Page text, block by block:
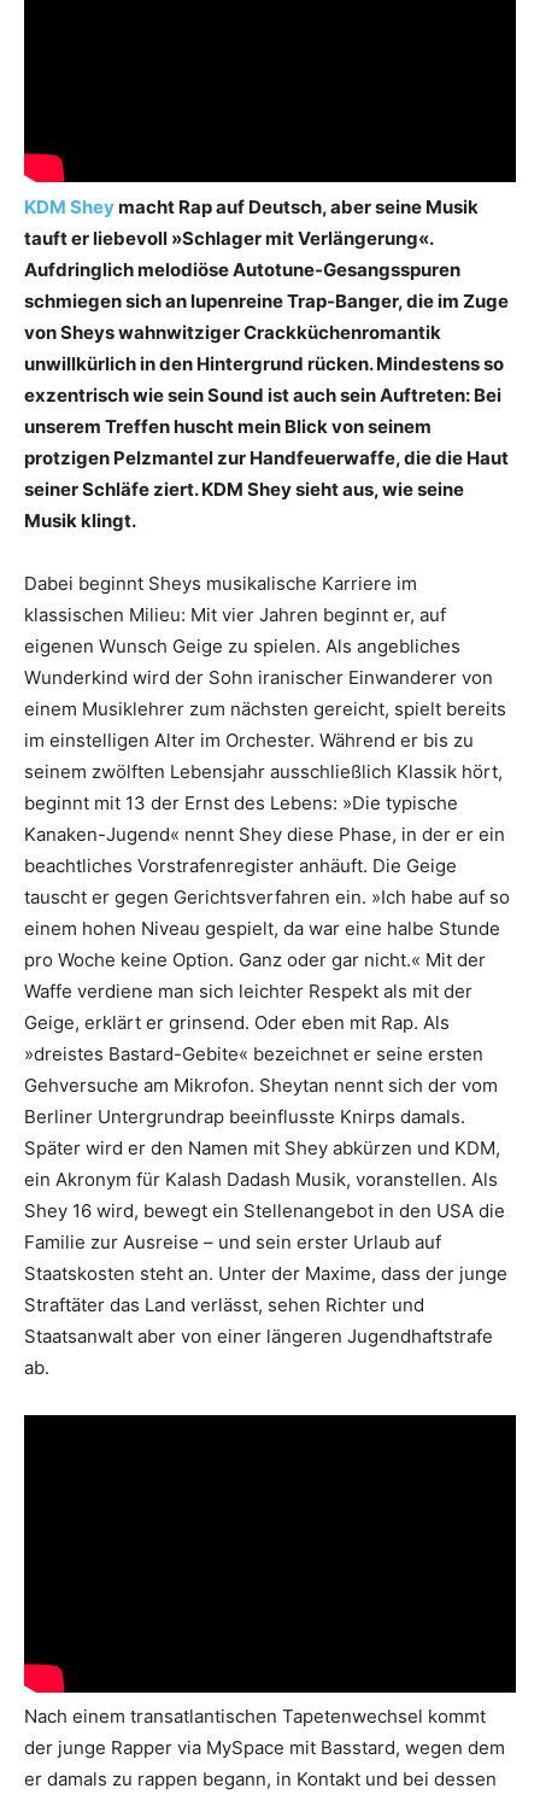
KDM Sheymacht Rap auf Deutsch, aber seine Musik
tauft er liebevoll »Schlager mit Verlängerung«.
Aufdringlich melodiöse Autotune-Gesangsspuren
schmiegen sich an lupenreine Trap-Banger, die im Zuge
von Sheys wahnwitziger Crackküchenromantik
unwillkürlich in den Hintergrund rücken. Mindestens so
exzentrisch wie sein Sound ist auch sein Auftreten: Bei
unserem Treffen huscht mein Blick von seinem
protzigen Pelzmantel zur Handfeuerwaffe, die die Haut
seiner Schläfe ziert. KDM Shey sieht aus, wie seine
Musik klingt.
Dabei beginnt Sheys musikalische Karriere im
klassischen Milieu: Mit vier Jahren beginnt er, auf
eigenen Wunsch Geige zu spielen. Als angebliches
Wunderkind wird der Sohn iranischer Einwanderer von
einem Musiklehrer zum nächsten gereicht, spielt bereits
im einstelligen Alter im Orchester. Während er bis zu
seinem zwölften Lebensjahr ausschließlich Klassik hört,
beginnt mit 13 der Ernst des Lebens: »Die typische
Kanaken-Jugend« nennt Shey diese Phase, in der er ein
beachtliches Vorstrafenregister anhäuft. Die Geige
tauscht er gegen Gerichtsverfahren ein. »Ich habe auf so
einem hohen Niveau gespielt, da war eine halbe Stunde
pro Woche keine Option. Ganz oder gar nicht.« Mit der
Waffe verdiene man sich leichter Respekt als mit der
Geige, erklärt er grinsend. Oder eben mit Rap. Als
»dreistes Bastard-Gebite« bezeichnet er seine ersten
Gehversuche am Mikrofon. Sheytan nennt sich der vom
Berliner Untergrundrap beeinflusste Knirps damals.
Später wird er den Namen mit Shey abkürzen und KDM,
ein Akronym für Kalash Dadash Musik, voranstellen. Als
Shey 16 wird, bewegt ein Stellenangebot in den USA die
Familie zur Ausreise – und sein erster Urlaub auf
Staatskosten steht an. Unter der Maxime, dass der junge
Straftäter das Land verlässt, sehen Richter und
Staatsanwalt aber von einer längeren Jugendhaftstrafe
ab.
Nach einem transatlantischen Tapetenwechsel kommt
der junge Rapper via MySpace mit Basstard, wegen dem
er damals zu rappen begann, in Kontakt und bei dessen